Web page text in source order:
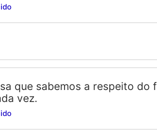
que sabemos a respeito do
vez.